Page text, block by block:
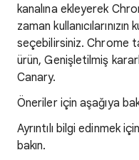
kanalına ekleyerek
zaman kullanıcılarınızın
seçebilirsiniz. Chrome
ürün, Genişletilmiş
Canary.
Öneriler için aşağıya
Ayrıntılı bilgi edinmek
bakın.